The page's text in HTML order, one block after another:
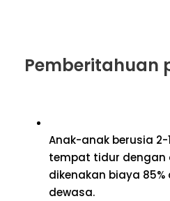
Pemberitahuan
Anak-anak berusia 2-
tempat tidur dengan
dikenakan biaya
dewasa.